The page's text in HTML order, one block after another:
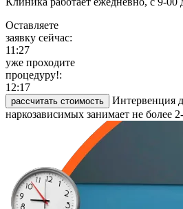
Оставляете
заявку сейчас:
11:27
уже проходите
процедуру!:
12:17
рассчитать стоимость
Интервенция
наркозависимых занимает не более